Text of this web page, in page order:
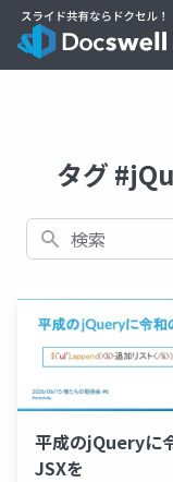
タグ
検索
平成のjQueryに
JSXを